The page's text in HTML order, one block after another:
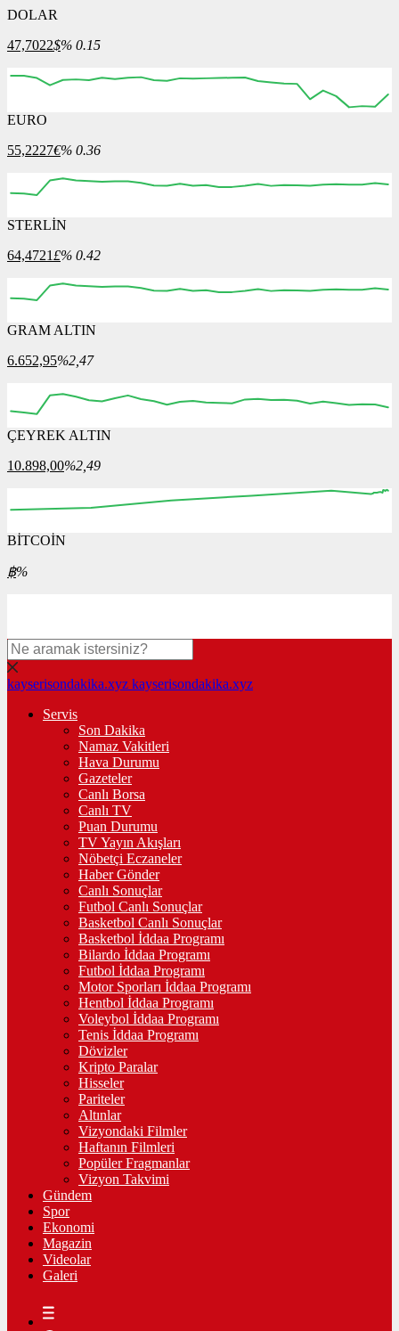
DOLAR
47,7022$% 0.15
12:00
EURO
55,2227€% 0.36
12:00
STERLİN
64,4721£% 0.42
12:00 13:00
GRAM ALTIN
6.652,95%2,47
12:00 13:00
ÇEYREK ALTIN
10.898,00%2,49
00:00
BİTCOİN
฿%
kayserisondakika.xyz kayserisondakika.xyz
Servis
Son Dakika
Namaz Vakitleri
Hava Durumu
Gazeteler
Canlı Borsa
Canlı TV
Puan Durumu
TV Yayın Akışları
Nöbetçi Eczaneler
Haber Gönder
Canlı Sonuçlar
Futbol Canlı Sonuçlar
Basketbol Canlı Sonuçlar
Basketbol İddaa Programı
Bilardo İddaa Programı
Futbol İddaa Programı
Motor Sporları İddaa Programı
Hentbol İddaa Programı
Voleybol İddaa Programı
Tenis İddaa Programı
Dövizler
Kripto Paralar
Hisseler
Pariteler
Altınlar
Vizyondaki Filmler
Haftanın Filmleri
Popüler Fragmanlar
Vizyon Takvimi
Gündem
Spor
Ekonomi
Magazin
Videolar
Galeri